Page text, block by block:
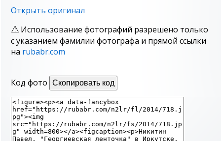
Открыть оригинал
Использование фотографий разрешено только
с указанием фамилии фотографа и прямой ссылки
на rubabr.com
Код фото Скопировать код